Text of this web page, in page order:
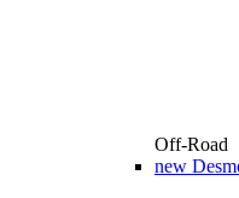
Off-Road
new